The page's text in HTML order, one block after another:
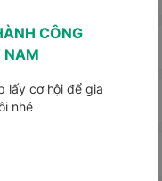
CÔNG
NAM
lấy cơ hội để gia
nhé